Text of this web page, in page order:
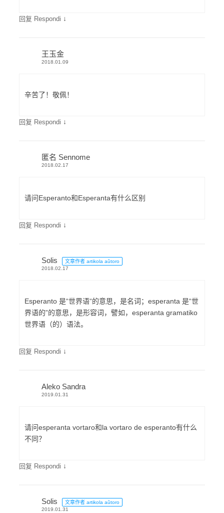
回复 Respondi ↓
王玉金
2018.01.09
辛苦了！敬佩！
回复 Respondi ↓
匿名 Sennome
2018.02.17
请问Esperanto和Esperanta有什么区别
回复 Respondi ↓
Solis
文章作者 artikola aŭtoro
2018.02.17
Esperanto 是“世界语“的意思，是名词；esperanta 是“世
界语的”的意思，是形容词，譬如，esperanta gramatiko
世界语（的）语法。
回复 Respondi ↓
Aleko Sandra
2019.01.31
请问esperanta vortaro和la vortaro de esperanto有什么
不同？
回复 Respondi ↓
Solis
文章作者 artikola aŭtoro
2019.01.31